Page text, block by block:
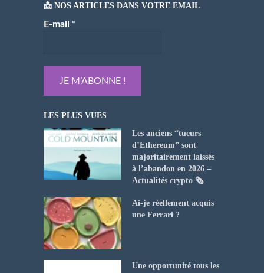
📩 NOS ARTICLES DANS VOTRE EMAIL
E-mail *
LES PLUS VUES
Les anciens “tueurs
d’Ethereum” sont
majoritairement laissés
à l’abandon en 2026 –
Actualités crypto 🗞️
Ai-je réellement acquis
une Ferrari ?
Une opportunité tous les